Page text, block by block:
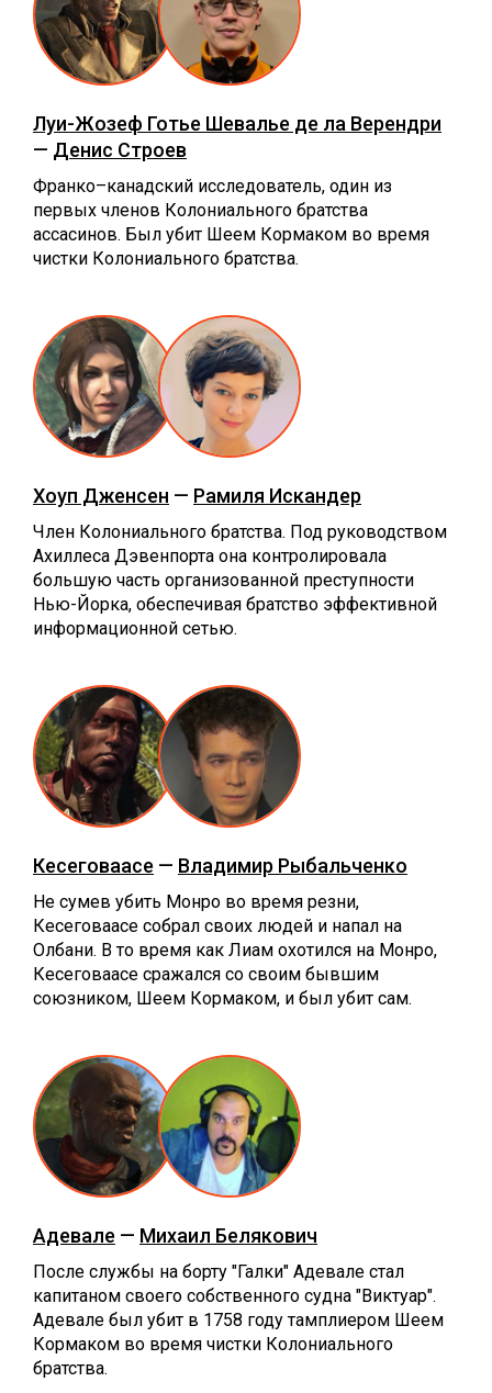
Луи-Жозеф Готье Шевалье де ла Верендри
— Денис Строев
Франко–канадский исследователь, один из
первых членов Колониального братства
ассасинов. Был убит Шеем Кормаком во время
чистки Колониального братства.
Хоуп Дженсен — Рамиля Искандер
Член Колониального братства. Под руководством
Ахиллеса Дэвенпорта она контролировала
большую часть организованной преступности
Нью-Йорка, обеспечивая братство эффективной
информационной сетью.
Кесеговаасе — Владимир Рыбальченко
Не сумев убить Монро во время резни,
Кесеговаасе собрал своих людей и напал на
Олбани. В то время как Лиам охотился на Монро,
Кесеговаасе сражался со своим бывшим
союзником, Шеем Кормаком, и был убит сам.
Адевале — Михаил Белякович
После службы на борту "Галки" Адевале стал
капитаном своего собственного судна "Виктуар".
Адевале был убит в 1758 году тамплиером Шеем
Кормаком во время чистки Колониального
братства.